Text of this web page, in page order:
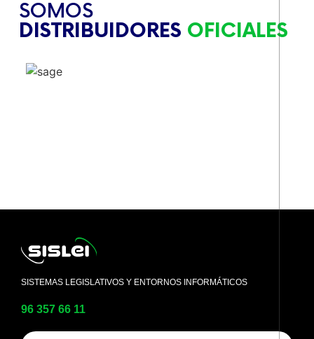
SOMOS
DISTRIBUIDORES OFICIALES
SISTEMAS LEGISLATIVOS Y ENTORNOS INFORMÁTICOS
96 357 66 11